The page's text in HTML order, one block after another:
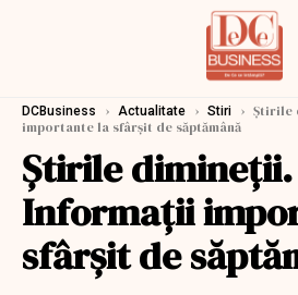
DCBusiness › Actualitate › Stiri › Ştirile
importante la sfârşit de săptămână
Ştirile dimineţii.
Informaţii
sfârşit de